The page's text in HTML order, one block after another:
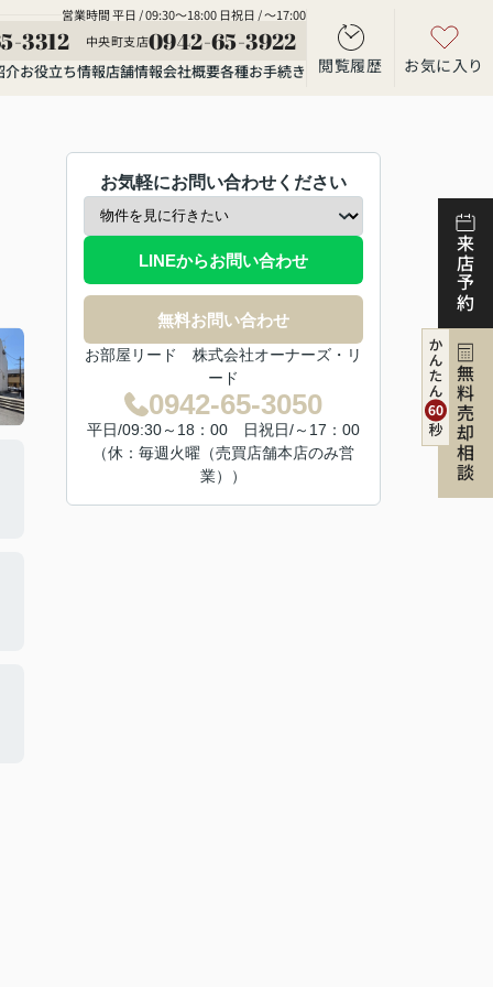
営業時間 平日 / 09:30～18:00 日祝日 / ～17:00
3312 中央町支店0942-65-3922
介お役立ち情報店舗情報会社概要各種お手続き 閲覧履歴 お気に入り
来店予約
無料売却相談
お気軽にお問い合わせください
LINEからお問い合わせ
無料お問い合わせ
お部屋リード 株式会社オーナーズ・リ
ード
0942-65-3050
平日/09:30～18：00 日祝日/～17：00
（休：毎週火曜（売買店舗本店のみ営
業））